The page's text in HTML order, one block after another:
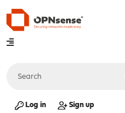
Log in Sign up